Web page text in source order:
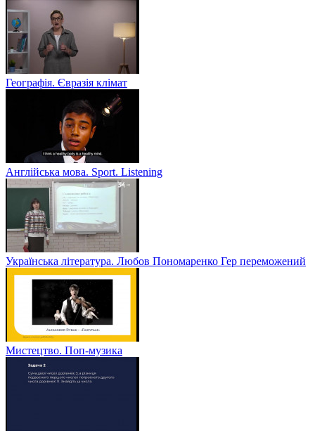
Географія. Євразія клімат
Англійська мова. Sport. Listening
Українська література. Любов Пономаренко Гер переможений
Мистецтво. Поп-музика